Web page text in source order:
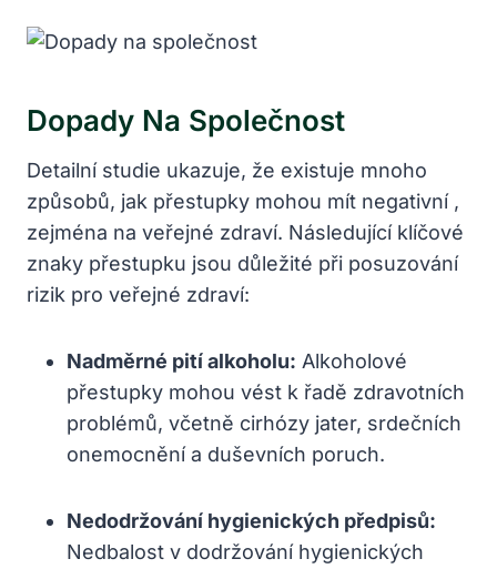
Dopady Na Společnost
Detailní studie ukazuje, že existuje mnoho
způsobů, jak přestupky mohou mít negativní ,
zejména na veřejné zdraví. Následující klíčové
znaky přestupku jsou důležité při posuzování
rizik pro veřejné zdraví:
Nadměrné pití alkoholu: Alkoholové
přestupky mohou vést k řadě zdravotních
problémů, včetně cirhózy jater, srdečních
onemocnění a duševních poruch.
Nedodržování hygienických předpisů:
Nedbalost v dodržování hygienických